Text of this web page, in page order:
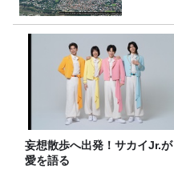
妄想散歩へ出発！サカイJr.が
愛を語る